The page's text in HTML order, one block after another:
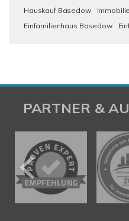
Hauskauf Basedow
Einfamilienhaus Basedow
PARTNER &